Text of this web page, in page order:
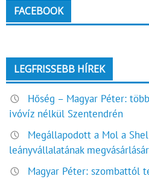
FACEBOOK
LEGFRISSEBB HÍREK
Hőség – Magyar Péter:
ivóvíz nélkül Szentendrén
Megállapodott a Mol a
leányvállalatának
Magyar Péter: szombattól